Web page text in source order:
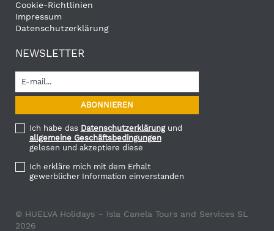
Cookie-Richtlinien
Impressum
Datenschutzerklärung
NEWSLETTER
Ich habe das Datenschutzerklärungund
allgemeine Geschäftsbedingungen
gelesen und akzeptiere diese
Ich erkläre mich mit dem Erhalt
gewerblicher Information einverstanden
© HUELVA Holidays – Isla Canela Tours and Services SL
2026